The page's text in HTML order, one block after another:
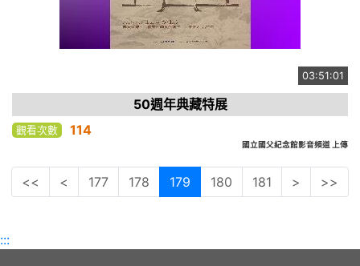
03:51:01
50週年典藏特展
觀看次數 114
國立國父紀念館影音頻道 上傳
<< < 177 178 179 180 181 > >>
:::